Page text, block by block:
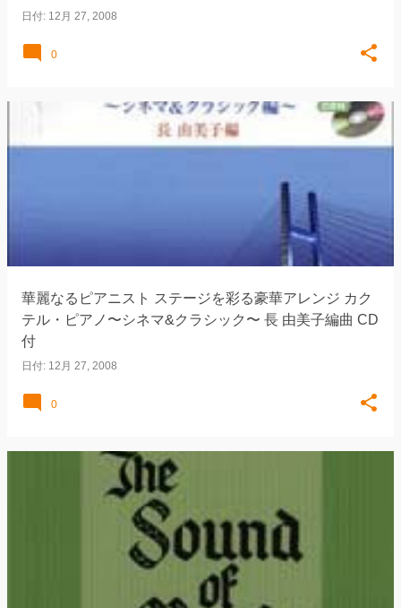
日付: 12月 27, 2008
0
華麗なるピアニスト ステージを彩る豪華アレンジ カク
テル・ピアノ〜シネマ&クラシック〜 長 由美子編曲 CD
付
日付: 12月 27, 2008
0